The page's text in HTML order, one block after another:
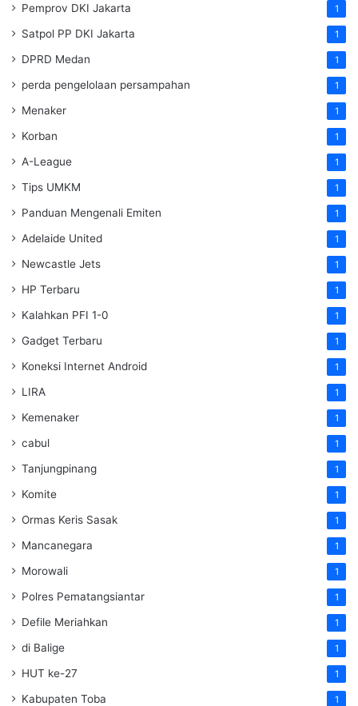
Pemprov DKI Jakarta 1
Satpol PP DKI Jakarta 1
DPRD Medan 1
perda pengelolaan persampahan 1
Menaker 1
Korban 1
A-League 1
Tips UMKM 1
Panduan Mengenali Emiten 1
Adelaide United 1
Newcastle Jets 1
HP Terbaru 1
Kalahkan PFI 1-0 1
Gadget Terbaru 1
Koneksi Internet Android 1
LIRA 1
Kemenaker 1
cabul 1
Tanjungpinang 1
Komite 1
Ormas Keris Sasak 1
Mancanegara 1
Morowali 1
Polres Pematangsiantar 1
Defile Meriahkan 1
di Balige 1
HUT ke-27 1
Kabupaten Toba 1